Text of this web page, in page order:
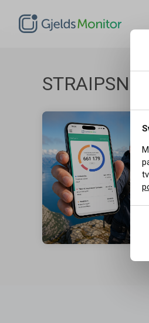
DUK
Prisijungti
STRAIPSNIAI